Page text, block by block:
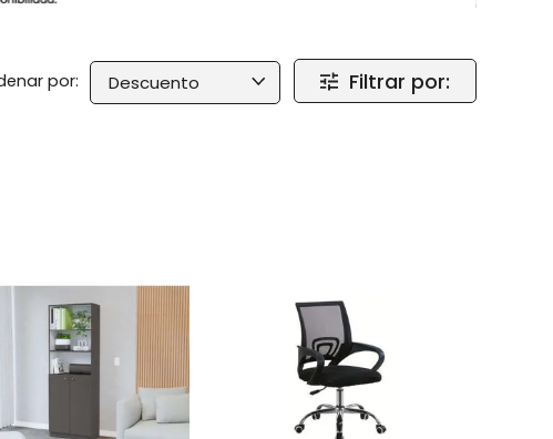
Descuento Filtrar por: